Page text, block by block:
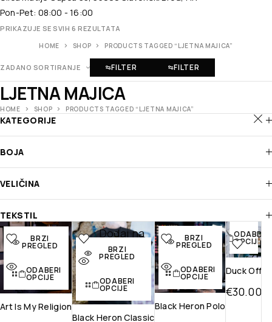
Pon-Pet: 08:00 - 16:00
PRIKAZUJE SE SVIH 6 REZULTATA
HOME SHOP PRODUCTS TAGGED “LJETNA MAJICA”
ZADANO SORTIRANJE FILTER FILTER
LJETNA MAJICA
HOME SHOP PRODUCTS TAGGED “LJETNA MAJICA”
KATEGORIJE
BOJA
VELIČINA
TEKSTIL
Dodaj na
listu želja
pregled
BRZI
PREGLED
ODABERI
OPCIJE
Art Is My Religion
Dodaj na
listu želja
Brzi pregled
BRZI
PREGLED
ODABERI
OPCIJE
Black Heron Classic
Dodaj na
listu želja
pregled
BRZI
PREGLED
ODABERI
OPCIJE
Black Heron Polo
na
BRZI
ODABERI
OPCIJE
Duck Off
€30.00